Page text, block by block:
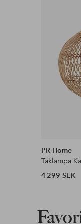
Läs
PR Home
Taklampa
4 299 SEK